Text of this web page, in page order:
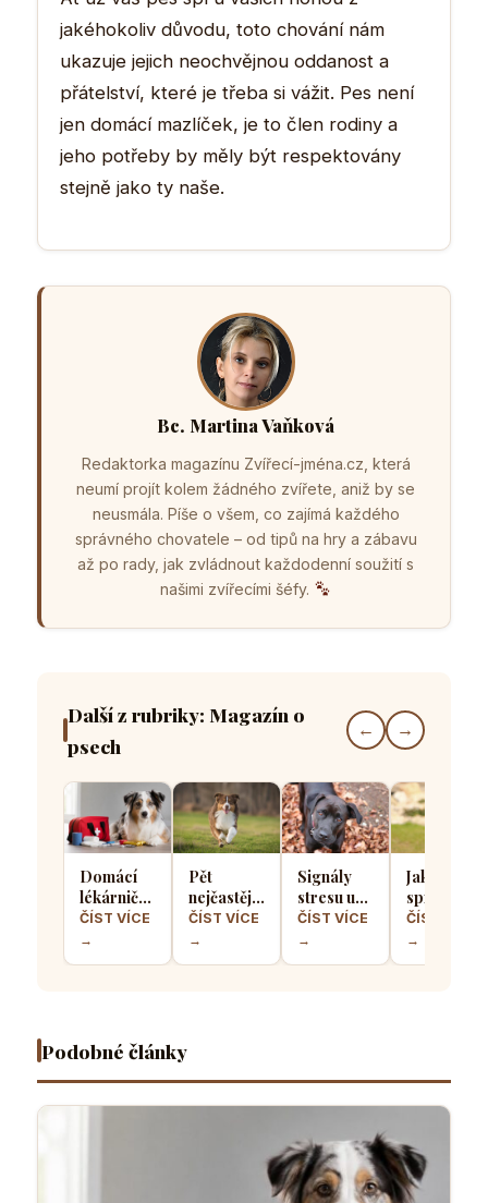
jakéhokoliv důvodu, toto chování nám
ukazuje jejich neochvějnou oddanost a
přátelství, které je třeba si vážit. Pes není
jen domácí mazlíček, je to člen rodiny a
jeho potřeby by měly být respektovány
stejně jako ty naše.
Bc. Martina Vaňková
Redaktorka magazínu Zvířecí-jména.cz, která
neumí projít kolem žádného zvířete, aniž by se
neusmála. Píše o všem, co zajímá každého
správného chovatele – od tipů na hry a zábavu
až po rady, jak zvládnout každodenní soužití s
našimi zvířecími šéfy.
Další z rubriky: Magazín o
psech
← →
Domácí
lékárnička
pro psa
aneb Co
musíte mít
nouze
ČÍST VÍCE
→
Pět
nejčastějších
chyb při
výcviku
přivolání
ČÍST VÍCE
→
Signály
stresu u
psů: Jak
poznat, že
se váš
ČÍST VÍCE
→
Jak
správně
štěně, aby
z něj
ČÍST VÍCE
→
Podobné články